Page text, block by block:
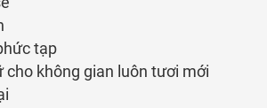
tạp
không gian luôn tươi mới